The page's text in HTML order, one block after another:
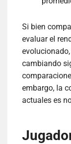
Si bien
evaluar el
cambiando
embargo, la
actuales es